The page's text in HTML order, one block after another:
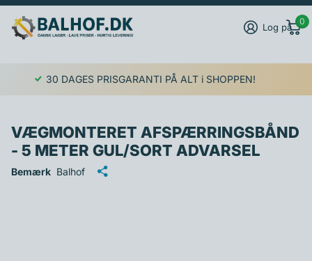
Log på
0
30 DAGES PRISGARANTI PÅ ALT i SHOPPEN!
VÆGMONTERET AFSPÆRRINGSBÅND
- 5 METER GUL/SORT ADVARSEL
Bemærk Balhof